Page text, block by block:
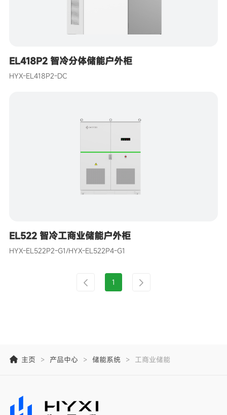
EL418P2 智冷分体储能户外柜
HYX-EL418P2-DC
EL522 智冷工商业储能户外柜
HYX-EL522P2-G1/HYX-EL522P4-G1
1
主页 > 产品中心 > 储能系统 > 工商业储能